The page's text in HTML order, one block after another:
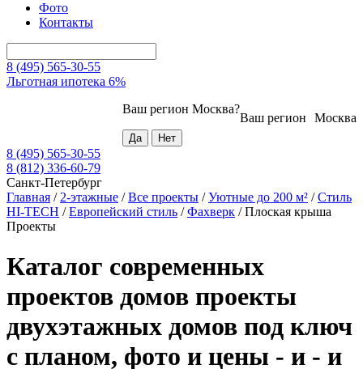
Фото
Контакты
8 (495) 565-30-55
Льготная ипотека 6%
Москва
Ваш регион
Ваш регион Москва?
8 (495) 565-30-55
8 (812) 336-60-79
Санкт-Петербург
Главная / 2-этажные /Все проекты /Уютные до 200 м² /Стиль
HI-TECH /Европейский стиль /Фахверк /Плоская крыша
Проекты
Каталог современных
проектов домов проекты
двухэтажных домов под ключ
с планом, фото и цены - и - и